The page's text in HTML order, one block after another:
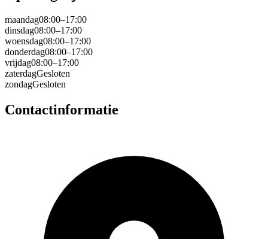
maandag08:00–17:00
dinsdag08:00–17:00
woensdag08:00–17:00
donderdag08:00–17:00
vrijdag08:00–17:00
zaterdagGesloten
zondagGesloten
Contactinformatie